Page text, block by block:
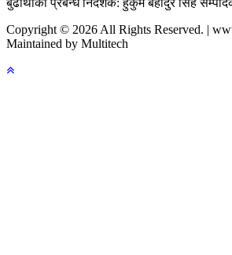
बुढाथाेकी प्रबन्ध निर्देशक: हुकुम बहादुर सिंह
Copyright © 2026 All Rights Reserved. |
Maintained by Multitech